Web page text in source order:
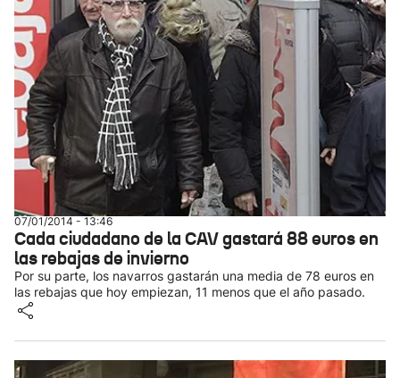
07/01/2014 - 13:46
Cada ciudadano de la CAV gastará 88 euros en
las rebajas de invierno
Por su parte, los navarros gastarán una media de 78 euros en
las rebajas que hoy empiezan, 11 menos que el año pasado.